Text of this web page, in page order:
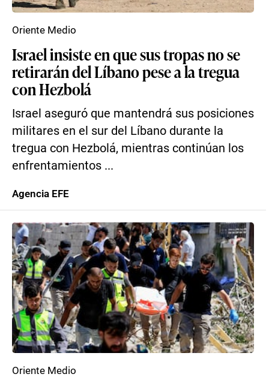
Israel insiste en que sus tropas no se
retirarán del Líbano pese a la tregua
con Hezbolá
Israel aseguró que mantendrá sus posiciones
militares en el sur del Líbano durante la
tregua con Hezbolá, mientras continúan los
enfrentamientos ...
Oriente Medio
Agencia EFE
Oriente Medio